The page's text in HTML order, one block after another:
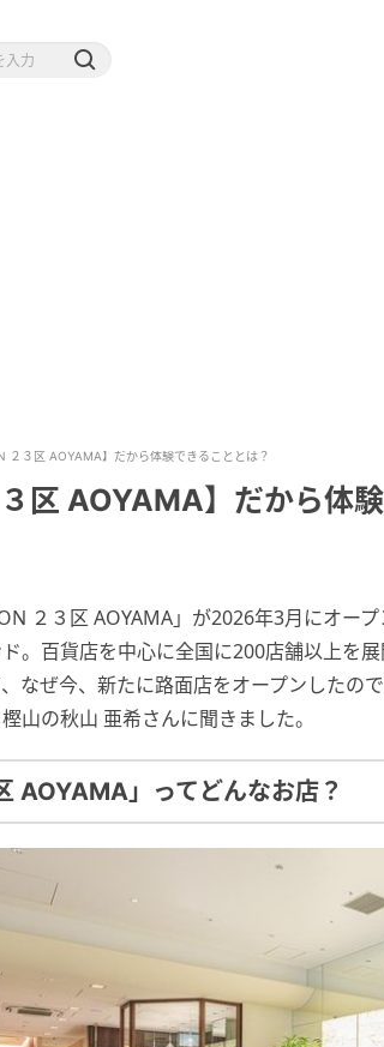
２３区 AOYAMA】だから体験できることとは？
３区 AOYAMA】だから体
２３区 AOYAMA」が2026年3月にオー
。百貨店を中心に全国に200店舗以上を
なぜ今、新たに路面店をオープンしたの
山の秋山 亜希さんに聞きました。
AOYAMA」ってどんなお店？